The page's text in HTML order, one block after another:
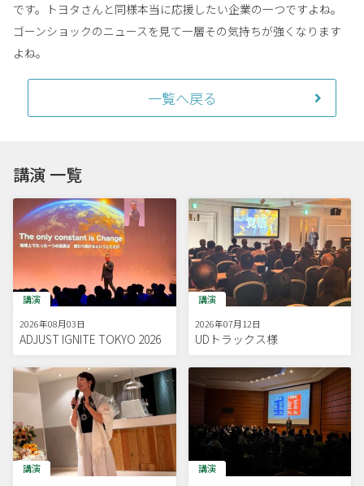
です。トヨタさんと同様本当に応援したい企業の一つですよね。
ゴーンショックのニュースを見て一層その気持ちが強くなります
よね。
一覧へ戻る
講演 一覧
講演
2026年08月03日
ADJUST IGNITE TOKYO 2026
講演
2026年07月12日
UDトラックス様
講演 講演